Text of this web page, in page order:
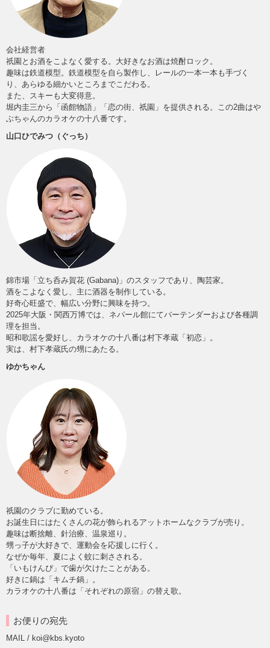
会社経営者
祇園とお酒をこよなく愛する。大好きなお酒は焼酎ロック。
趣味は鉄道模型。鉄道模型を自ら製作し、レールの一本一本も手づく
り、あらゆる細かいところまでこだわる。
また、スキーも大変得意。
堀内圭三から「函館物語」「恋の街、祇園」を提供される。この2曲はや
ぶちゃんのカラオケの十八番です。
山口ひでみつ（ぐっち）
錦市場「立ち呑み賀花 (Gabana)」のスタッフであり、陶芸家。
酒をこよなく愛し、主に酒器を制作している。
好奇心旺盛で、幅広い分野に興味を持つ。
2025年大阪・関西万博では、ネパール館にてバーテンダーおよび各種調
理を担当。
昭和歌謡を愛好し、カラオケの十八番は村下孝蔵「初恋」。
実は、村下孝蔵氏の甥にあたる。
ゆかちゃん
祇園のクラブに勤めている。
お誕生日にはたくさんの花が飾られるアットホームなクラブが売り。
趣味は断捨離、針治療、温泉巡り。
甥っ子が大好きで、運動会を応援しに行く。
なぜか毎年、夏によく蚊に刺さされる。
「いもけんぴ」で歯が欠けたことがある。
好きに鍋は「キムチ鍋」。
カラオケの十八番は「それぞれの原宿」の替え歌。
お便りの宛先
MAIL / koi@kbs.kyoto